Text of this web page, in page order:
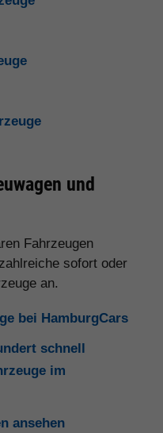
und
Fahrzeugen
sofort oder
an.
bei HamburgCars
schnell
im
ansehen